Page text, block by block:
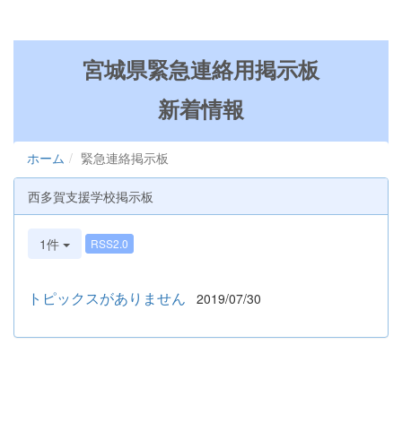
宮城県緊急連絡用掲示板
新着情報
ホーム 緊急連絡掲示板
西多賀支援学校掲示板
1件 RSS2.0
トピックスがありません 2019/07/30